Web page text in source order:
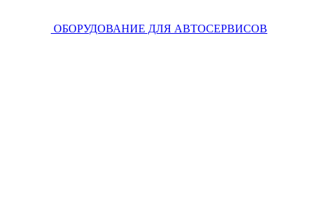
ОБОРУДОВАНИЕ ДЛЯ АВТОСЕРВИСОВ